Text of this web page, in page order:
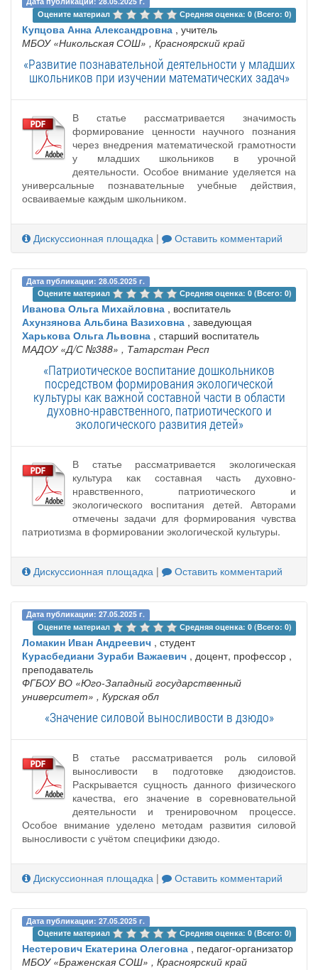
Оцените материал
Средняя оценка: 0 (Всего: 0)
Купцова Анна Александровна , учитель
МБОУ «Никольская СОШ» , Красноярский край
«Развитие познавательной деятельности у младших
школьников при изучении математических задач»
В статье рассматривается значимость
формирование ценности научного познания
через внедрения математической грамотности
у младших школьников в урочной
деятельности. Особое внимание уделяется на
универсальные познавательные учебные действия,
осваиваемые каждым школьником.
Дискуссионная площадка | Оставить комментарий
Дата публикации: 28.05.2025 г.
Оцените материал
Средняя оценка: 0 (Всего: 0)
Иванова Ольга Михайловна , воспитатель
Ахунзянова Альбина Вазиховна , заведующая
Харькова Ольга Львовна , старший воспитатель
МАДОУ «Д/С №388» , Татарстан Респ
«Патриотическое воспитание дошкольников
посредством формирования экологической
культуры как важной составной части в области
духовно-нравственного, патриотического и
экологического развития детей»
В статье рассматривается экологическая
культура как составная часть духовно-
нравственного, патриотического и
экологического воспитания детей. Авторами
отмечены задачи для формирования чувства
патриотизма в формировании экологической культуры.
Дискуссионная площадка | Оставить комментарий
Дата публикации: 27.05.2025 г.
Оцените материал
Средняя оценка: 0 (Всего: 0)
Ломакин Иван Андреевич , студент
Курасбедиани Зураби Важаевич , доцент, профессор ,
преподаватель
ФГБОУ ВО «Юго-Западный государственный
университет» , Курская обл
«Значение силовой выносливости в дзюдо»
В статье рассматривается роль силовой
выносливости в подготовке дзюдоистов.
Раскрывается сущность данного физического
качества, его значение в соревновательной
деятельности и тренировочном процессе.
Особое внимание уделено методам развития силовой
выносливости с учётом специфики дзюдо.
Дискуссионная площадка | Оставить комментарий
Дата публикации: 27.05.2025 г.
Оцените материал
Средняя оценка: 0 (Всего: 0)
Нестерович Екатерина Олеговна , педагог-организатор
МБОУ «Браженская СОШ» , Красноярский край